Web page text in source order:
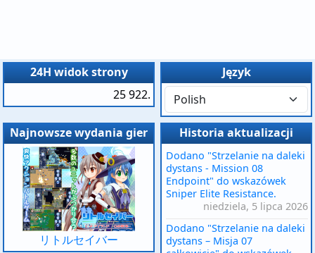
24H widok strony
25 922.
Język
Najnowsze wydania gier
リトルセイバー
Historia aktualizacji
Dodano "Strzelanie na daleki
dystans - Mission 08
Endpoint" do wskazówek
Sniper Elite Resistance.
niedziela, 5 lipca 2026
Dodano "Strzelanie na daleki
dystans – Misja 07